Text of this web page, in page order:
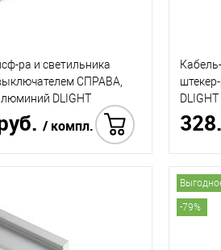
ра и светильника
СПРАВА,
DLIGHT
/ компл.
Купить в 1 клик
-79%